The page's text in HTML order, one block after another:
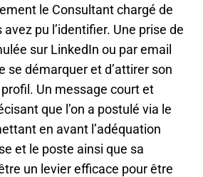
le Consultant chargé de
avez pu l’identifier. Une prise de
sur LinkedIn ou par email
se démarquer et d’attirer son
Un message court et
que l’on a postulé via le
en avant l’adéquation
et le poste ainsi que sa
un levier efficace pour être